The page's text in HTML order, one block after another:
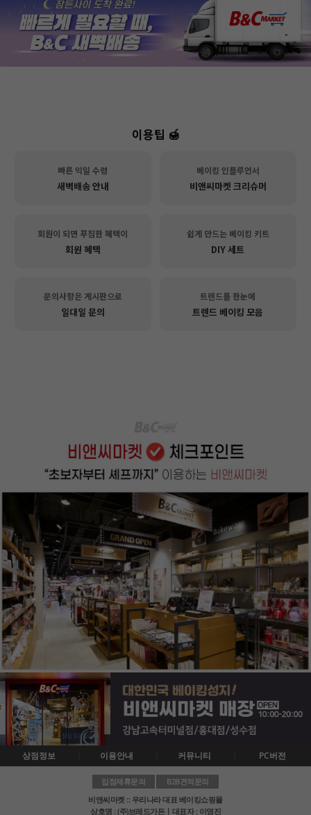
이용팁 🍯
빠른 익일 수령
새벽배송 안내
베이킹 인플루언서
비앤씨마켓 크리슈머
회원이 되면 푸짐한 혜택이
회원 혜택
쉽게 만드는 베이킹 키트
DIY 세트
문의사항은 게시판으로
일대일 문의
트렌드를 한눈에
트렌드 베이킹 모음
상점정보 이용안내 커뮤니티 PC버전
입점제휴문의
B2B견적문의
비앤씨마켓 :: 우리나라 대표 베이킹쇼핑몰
상호명 : (주)브레드가든ㅣ대표자 : 이영진